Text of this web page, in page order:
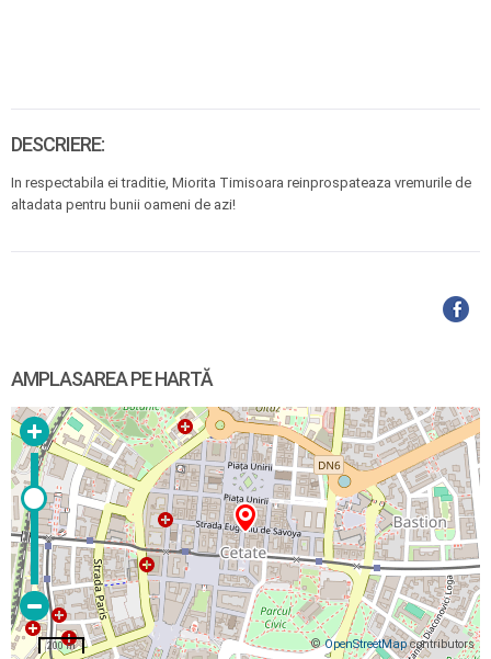
DESCRIERE:
In respectabila ei traditie, Miorita Timisoara reinprospateaza vremurile de
altadata pentru bunii oameni de azi!
AMPLASAREA PE HARTĂ
©OpenStreetMapcontributors
200 m